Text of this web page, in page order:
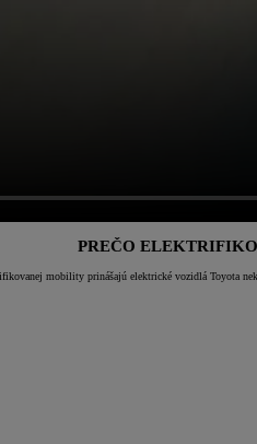
PREČO
mobility prinášajú elektrické vozidlá Toyota